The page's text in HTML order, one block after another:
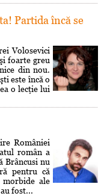
Partida încă se
Volosevici
foarte greu
din nou.
este încă o
o lecţie lui
României
român a
Brâncusi nu
pentru că
morbide ale
fost...